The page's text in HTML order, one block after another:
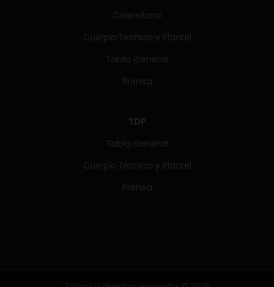
Calendario
Cuerpo Técnico y Plantel
Tabla General
Prensa
TDP
Tabla General
Cuerpo Técnico y Plantel
Prensa